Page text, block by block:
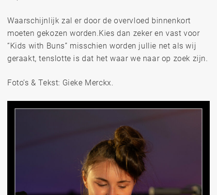
Waarschijnlijk zal er door de overvloed binnenkort
moeten gekozen worden.Kies dan zeker en vast voor
“Kids with Buns” misschien worden jullie net als wij
geraakt, tenslotte is dat het waar we naar op zoek zijn.
Foto’s & Tekst: Gieke Merckx.